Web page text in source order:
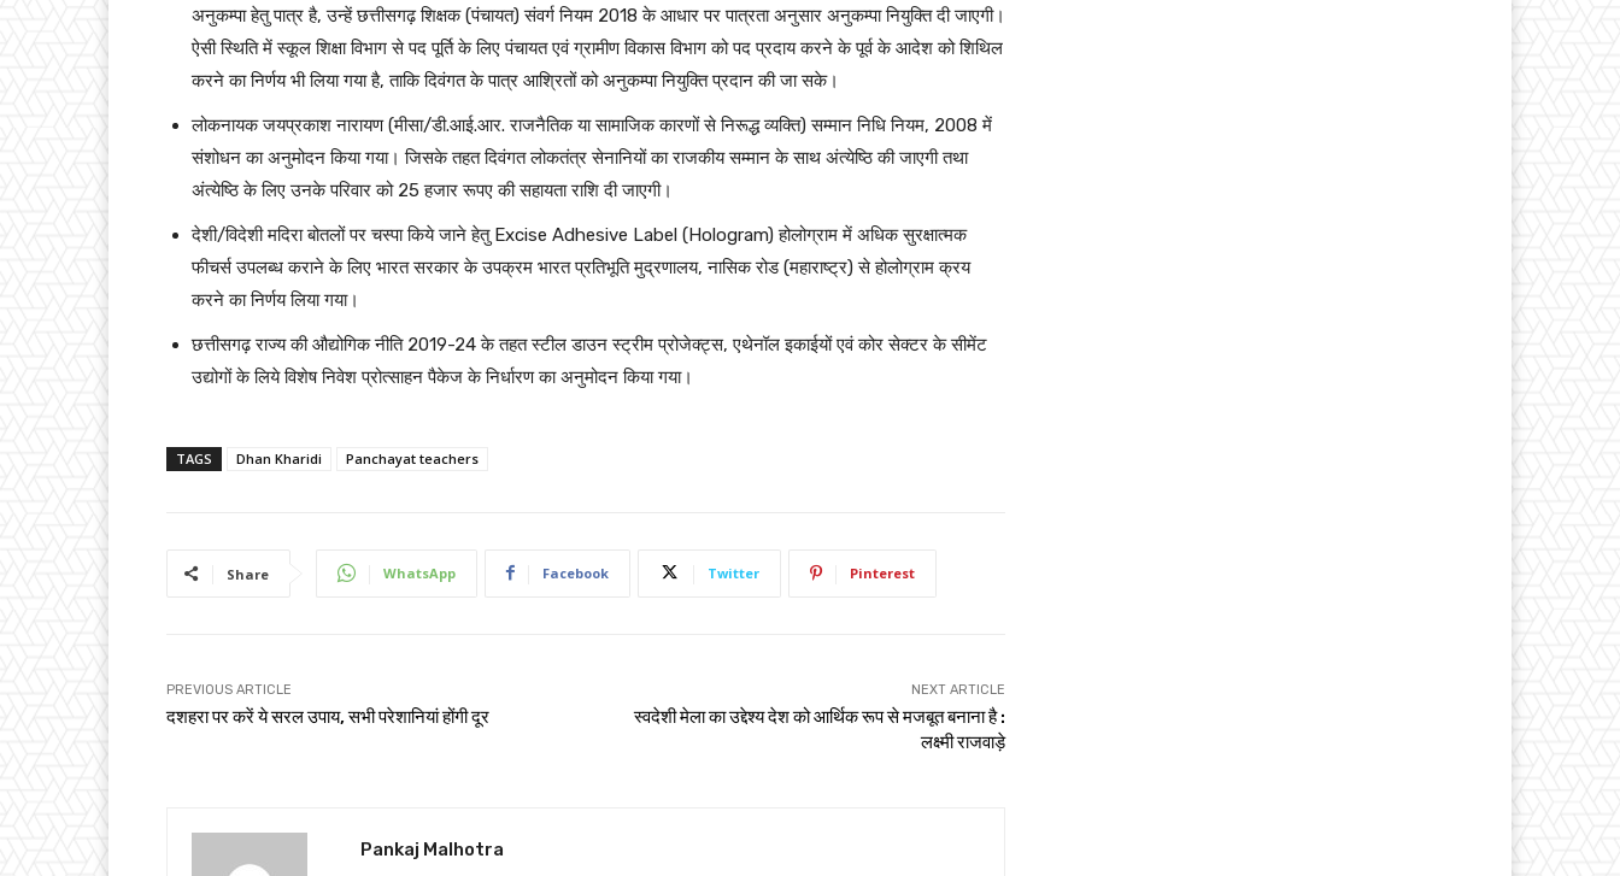
अनुकम्पा हेतु पात्र है, उन्हें छत्तीसगढ़ शिक्षक (पंचायत) संवर्ग नियम 2018 के आधार पर पात्रता अनुसार अनुकम्पा नियुक्ति दी जाएगी।
ऐसी स्थिति में स्कूल शिक्षा विभाग से पद पूर्ति के लिए पंचायत एवं ग्रामीण विकास विभाग को पद प्रदाय करने के पूर्व के आदेश को शिथिल
करने का निर्णय भी लिया गया है, ताकि दिवंगत के पात्र आश्रितों को अनुकम्पा नियुक्ति प्रदान की जा सके।
लोकनायक जयप्रकाश नारायण (मीसा/डी.आई.आर. राजनैतिक या सामाजिक कारणों से निरूद्ध व्यक्ति) सम्मान निधि नियम, 2008 में
संशोधन का अनुमोदन किया गया। जिसके तहत दिवंगत लोकतंत्र सेनानियों का राजकीय सम्मान के साथ अंत्येष्ठि की जाएगी तथा
अंत्येष्ठि के लिए उनके परिवार को 25 हजार रूपए की सहायता राशि दी जाएगी।
देशी/विदेशी मदिरा बोतलों पर चस्पा किये जाने हेतु Excise Adhesive Label (Hologram) होलोग्राम में अधिक सुरक्षात्मक
फीचर्स उपलब्ध कराने के लिए भारत सरकार के उपक्रम भारत प्रतिभूति मुद्रणालय, नासिक रोड (महाराष्ट्र) से होलोग्राम क्रय
करने का निर्णय लिया गया।
छत्तीसगढ़ राज्य की औद्योगिक नीति 2019-24 के तहत स्टील डाउन स्ट्रीम प्रोजेक्ट्स, एथेनॉल इकाईयों एवं कोर सेक्टर के सीमेंट
उद्योगों के लिये विशेष निवेश प्रोत्साहन पैकेज के निर्धारण का अनुमोदन किया गया।
TAGS Dhan Kharidi Panchayat teachers
Share WhatsApp Facebook Twitter Pinterest
PREVIOUS ARTICLE
दशहरा पर करें ये सरल उपाय, सभी परेशानियां होंगी दूर
NEXT ARTICLE
स्वदेशी मेला का उद्देश्य देश को आर्थिक रूप से मजबूत बनाना है :
लक्ष्मी राजवाड़े
Pankaj Malhotra